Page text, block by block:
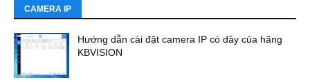
CAMERA IP
Hướng dẫn cài đặt camera IP có dây của hãng
KBVISION